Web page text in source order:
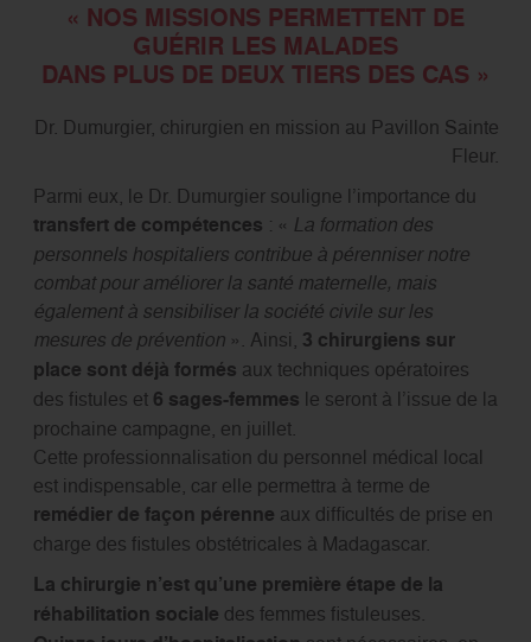
« NOS MISSIONS PERMETTENT DE
GUÉRIR LES MALADES
DANS PLUS DE DEUX TIERS DES CAS »
Dr. Dumurgier, chirurgien en mission au Pavillon Sainte
Fleur.
Parmi eux, le Dr. Dumurgier souligne l’importance du
transfert de compétences : « La formation des
personnels hospitaliers contribue à pérenniser notre
combat pour améliorer la santé maternelle, mais
également à sensibiliser la société civile sur les
mesures de prévention». Ainsi, 3 chirurgiens sur
place sont déjà formés aux techniques opératoires
des fistules et 6 sages-femmes le seront à l’issue de la
prochaine campagne, en juillet.
Cette professionnalisation du personnel médical local
est indispensable, car elle permettra à terme de
remédier de façon pérenne aux difficultés de prise en
charge des fistules obstétricales à Madagascar.
La chirurgie n’est qu’une première étape de la
réhabilitation sociale des femmes fistuleuses.